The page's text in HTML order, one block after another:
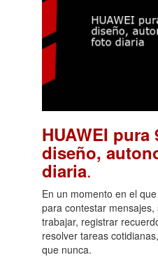
HUAWEI pura
diseño,
diaria.
En un momento en el
para contestar
trabajar, registrar
resolver tareas
que nunca.